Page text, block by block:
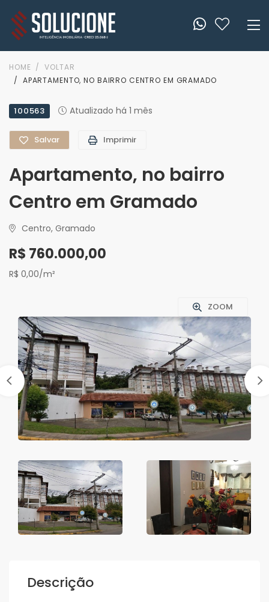
HOME
VOLTAR
APARTAMENTO, NO BAIRRO CENTRO EM GRAMADO
100563 Atualizado há 1 mês
Salvar Imprimir
Apartamento, no bairro
Centro em Gramado
Centro, Gramado
R$ 760.000,00
R$ 0,00/m²
ZOOM
Descrição